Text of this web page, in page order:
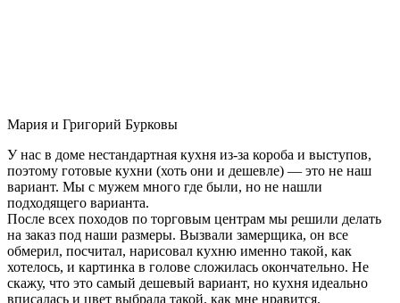
Мария и Григорий Бурковы
У нас в доме нестандартная кухня из-за короба и выступов,
поэтому готовые кухни (хоть они и дешевле) — это не наш
вариант. Мы с мужем много где были, но не нашли
подходящего варианта.
После всех походов по торговым центрам мы решили делать
на заказ под наши размеры. Вызвали замерщика, он все
обмерил, посчитал, нарисовал кухню именно такой, как
хотелось, и картинка в голове сложилась окончательно. Не
скажу, что это самый дешевый вариант, но кухня идеально
вписалась и цвет выбрала такой, как мне нравится.